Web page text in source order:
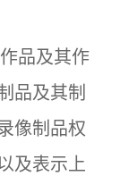
品及其作
品及其制
像制品权
及表示上